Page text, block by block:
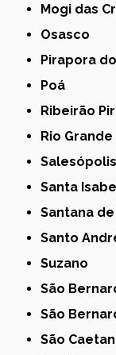
Mogi das
Osasco
Pirapora
Poá
Ribeirão
Rio
Salesópolis
Santa
Santana
Santo
Suzano
São
São
São